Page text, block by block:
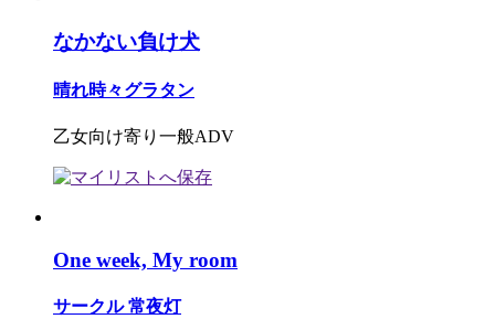
なかない負け犬
晴れ時々グラタン
乙女向け寄り一般ADV
One week, My room
サークル 常夜灯